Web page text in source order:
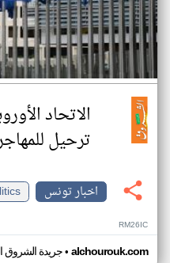
الاتحاد
ترحيل
اخبار تونس
RM26IC
جريدة الشروق• alchourouk.com